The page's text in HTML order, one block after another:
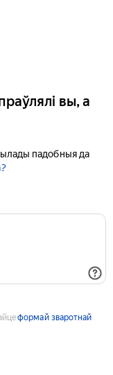
вы, а
падобныя да
формай зваротнай